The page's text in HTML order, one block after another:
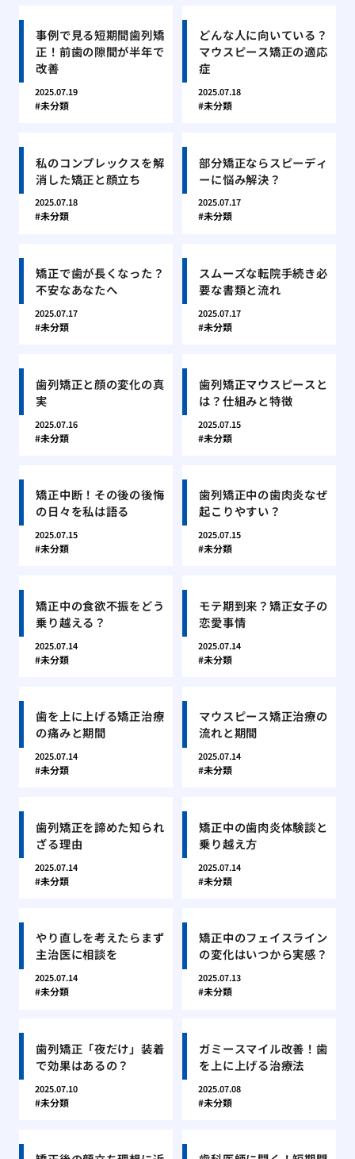
事例で見る短期間歯列矯
正！前歯の隙間が半年で
改善
2025.07.19
未分類
どんな人に向いている？
マウスピース矯正の適応
症
2025.07.18
未分類
私のコンプレックスを解
消した矯正と顔立ち
2025.07.18
未分類
部分矯正ならスピーディ
ーに悩み解決？
2025.07.17
未分類
矯正で歯が長くなった？
不安なあなたへ
2025.07.17
未分類
スムーズな転院手続き必
要な書類と流れ
2025.07.17
未分類
歯列矯正と顔の変化の真
実
2025.07.16
未分類
歯列矯正マウスピースと
は？仕組みと特徴
2025.07.15
未分類
矯正中断！その後の後悔
の日々を私は語る
2025.07.15
未分類
歯列矯正中の歯肉炎なぜ
起こりやすい？
2025.07.15
未分類
矯正中の食欲不振をどう
乗り越える？
2025.07.14
未分類
モテ期到来？矯正女子の
恋愛事情
2025.07.14
未分類
歯を上に上げる矯正治療
の痛みと期間
2025.07.14
未分類
マウスピース矯正治療の
流れと期間
2025.07.14
未分類
歯列矯正を諦めた知られ
ざる理由
2025.07.14
未分類
矯正中の歯肉炎体験談と
乗り越え方
2025.07.14
未分類
やり直しを考えたらまず
主治医に相談を
2025.07.14
未分類
矯正中のフェイスライン
の変化はいつから実感？
2025.07.13
未分類
歯列矯正「夜だけ」装着
で効果はあるの？
2025.07.10
未分類
ガミースマイル改善！歯
を上に上げる治療法
2025.07.08
未分類